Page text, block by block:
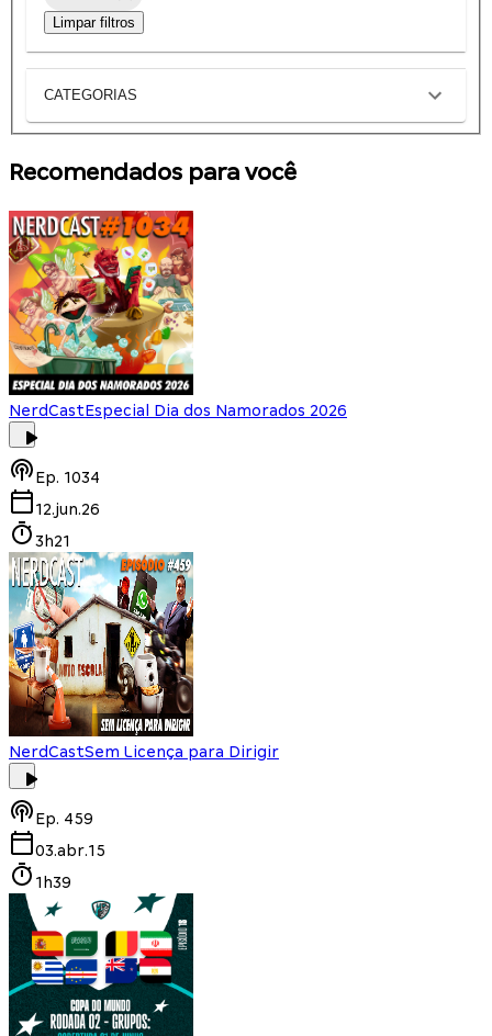
Limpar filtros
CATEGORIAS
Recomendados para você
NerdCastEspecial Dia dos Namorados 2026
Ep. 1034
12.jun.26
3h21
NerdCastSem Licença para Dirigir
Ep. 459
03.abr.15
1h39